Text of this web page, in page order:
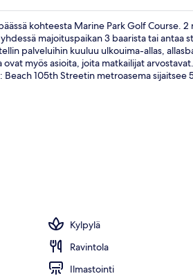
kohteesta Marine Park Golf Course.
majoituspaikan 3 baarista tai antaa
palveluihin kuuluu ulkouima-allas,
myös asioita, joita matkailijat
105th Streetin metroasema sijaitsee
Kylpylä
Ravintola
Ilmastointi